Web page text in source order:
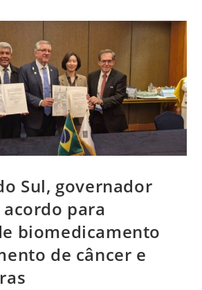
Sul, governador
para
biomedicamento
de câncer e